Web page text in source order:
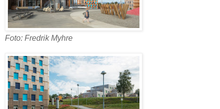
Foto: Fredrik Myhre